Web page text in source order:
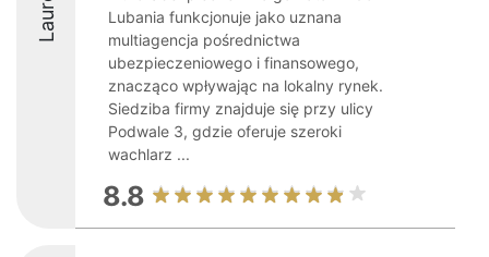
Lubania funkcjonuje jako uznana
multiagencja pośrednictwa
ubezpieczeniowego i finansowego,
znacząco wpływając na lokalny rynek.
Siedziba firmy znajduje się przy ulicy
Podwale 3, gdzie oferuje szeroki
wachlarz ...
8.8